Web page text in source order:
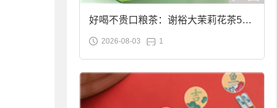
好喝不贵口粮茶：谢裕大茉莉花茶50g
袋装9.9元到手
2026-08-03 1